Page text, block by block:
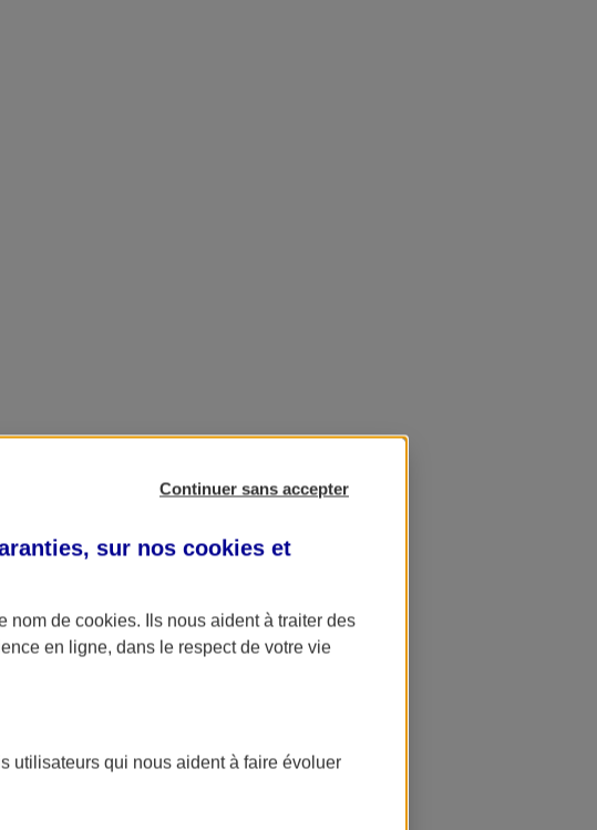
Continuer sans accepter
sur nos cookies et
nom de cookies. Ils nous aident à traiter des
en ligne, dans le respect de votre vie
utilisateurs qui nous aident à faire évoluer